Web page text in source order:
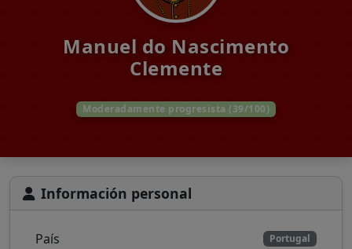
Manuel do Nascimento
Clemente
Moderadamente progresista (39/100)
Información personal
País Portugal